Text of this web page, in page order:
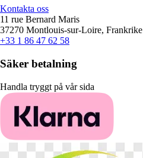
Kontakta oss
11 rue Bernard Maris
37270 Montlouis-sur-Loire, Frankrike
+33 1 86 47 62 58
Säker betalning
Handla tryggt på vår sida